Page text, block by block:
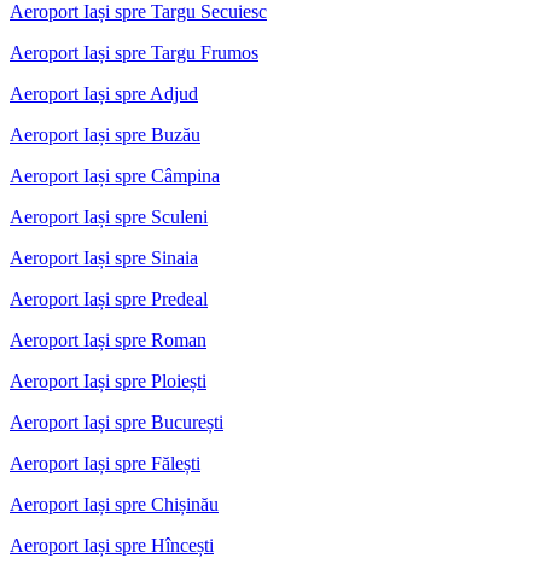
Aeroport Iași spre Targu Secuiesc
Aeroport Iași spre Targu Frumos
Aeroport Iași spre Adjud
Aeroport Iași spre Buzău
Aeroport Iași spre Câmpina
Aeroport Iași spre Sculeni
Aeroport Iași spre Sinaia
Aeroport Iași spre Predeal
Aeroport Iași spre Roman
Aeroport Iași spre Ploiești
Aeroport Iași spre București
Aeroport Iași spre Fălești
Aeroport Iași spre Chișinău
Aeroport Iași spre Hîncești